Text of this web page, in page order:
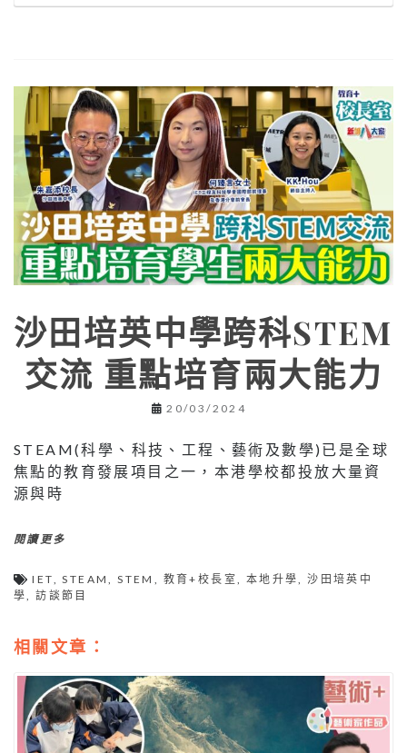
沙田培英中學跨科STEM
交流 重點培育兩大能力
20/03/2024
STEAM(科學、科技、工程、藝術及數學)已是全球
焦點的教育發展項目之一，本港學校都投放大量資
源與時
閱讀更多
IET,STEAM,STEM , 教育+校長室, 本地升學,沙田培英中
學,訪談節目
相關文章：